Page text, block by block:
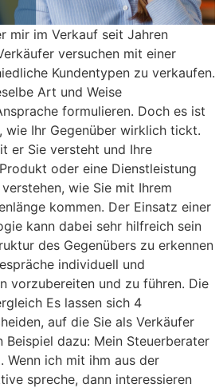
mir im Verkauf seit Jahren
versuchen mit einer
Kundentypen zu verkaufen.
Art und Weise
formulieren. Doch es ist
wie Ihr Gegenüber wirklich tickt.
er Sie versteht und Ihre
oder eine Dienstleistung
wie Sie mit Ihrem
kommen. Der Einsatz einer
kann dabei sehr hilfreich sein
des Gegenübers zu erkennen
individuell und
vorzubereiten und zu führen. Die
Es lassen sich 4
auf die Sie als Verkäufer
Beispiel dazu: Mein Steuerberater
Wenn ich mit ihm aus der
spreche, dann interessieren